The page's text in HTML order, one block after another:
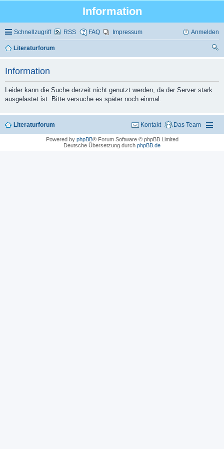
Information
Schnellzugriff RSS FAQ Impressum Anmelden
Literaturforum
Information
Leider kann die Suche derzeit nicht genutzt werden, da der Server stark
ausgelastet ist. Bitte versuche es später noch einmal.
Literaturforum Das Team
Kontakt
Powered by phpBB® Forum Software © phpBB Limited
Deutsche Übersetzung durch phpBB.de